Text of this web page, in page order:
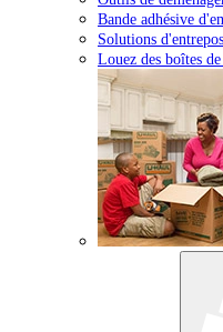
Bande adhésive
Solutions
Louez des boîtes